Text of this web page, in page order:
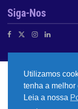
Siga-Nos
Utilizamos
tenha a melhor
Leia a nossa